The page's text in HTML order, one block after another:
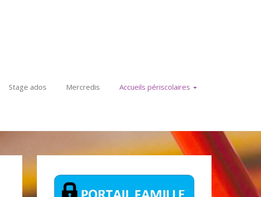
Stage ados Mercredis Accueils périscolaires